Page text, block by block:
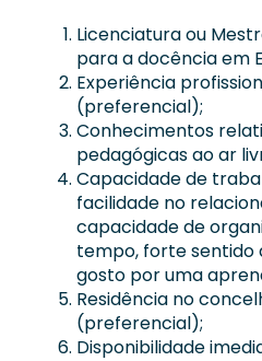
Licenciatura ou
para a docência em
Experiência
(preferencial);
Conhecimentos
pedagógicas ao ar
Capacidade de
facilidade no
capacidade de
tempo, forte sentido
gosto por uma
Residência no
(preferencial);
Disponibilidade